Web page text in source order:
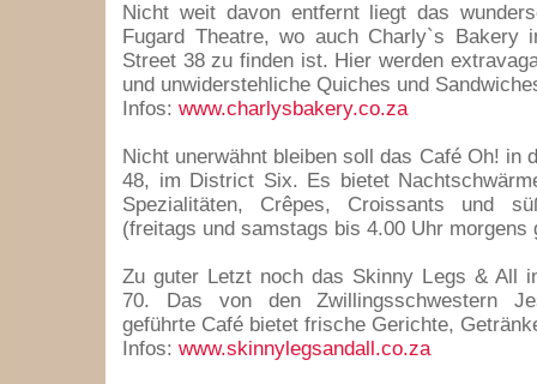
Nicht weit davon entfernt liegt das
Fugard Theatre, wo auch Charly`s Bakery
Street 38 zu finden ist. Hier werden
und unwiderstehliche Quiches und
Infos: www.charlysbakery.co.za
Nicht unerwähnt bleiben soll das Café Oh! in
48, im District Six. Es bietet
Spezialitäten, Crêpes, Croissants und
(freitags und samstags bis 4.00 Uhr morgens
Zu guter Letzt noch das Skinny Legs & All
70. Das von den Zwillingsschwestern
geführte Café bietet frische Gerichte,
Infos: www.skinnylegsandall.co.za